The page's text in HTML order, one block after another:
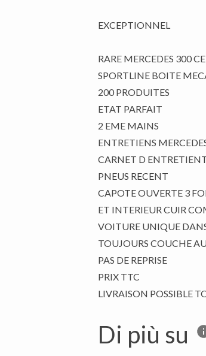
EXCEPTIONNEL
RARE MERCEDES 300
SPORTLINE BOITE
200 PRODUITES
ETAT PARFAIT
2 EME MAINS
ENTRETIENS
CARNET D
PNEUS RECENT
CAPOTE OUVERTE 3
ET INTERIEUR CUIR
VOITURE UNIQUE
TOUJOURS COUCHE
PAS DE REPRISE
PRIX TTC
Di più su